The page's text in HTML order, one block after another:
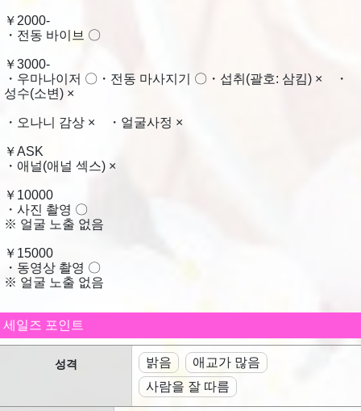
￥2000-
・전동 바이브 〇
￥3000-
・우마나이저 〇・전동 마사지기 〇・섭취(괄호: 삼킴) × ・
성수(소변) ×
・오나니 감상 × ・얼굴사정 ×
￥ASK
・애널(애널 섹스) ×
￥10000
・사진 촬영 〇
※ 얼굴 노출 없음
￥15000
・동영상 촬영 〇
※ 얼굴 노출 없음
세일즈 포인트
성격 밝음
애교가 많음
사람을 잘 따름